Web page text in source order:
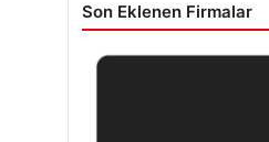
Son Eklenen Firmalar